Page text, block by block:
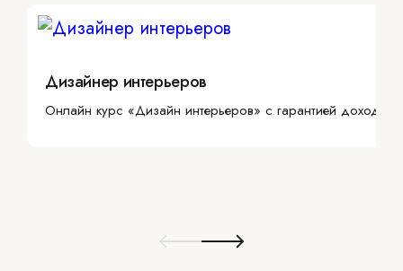
Дизайнер интерьеров
Онлайн курс «Дизайн интерьеров» с гарантией дохода